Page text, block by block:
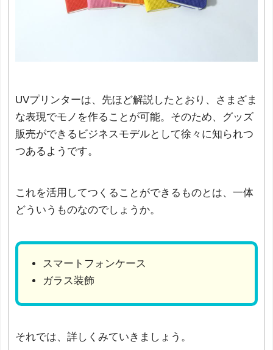
UVプリンターは、先ほど解説したとおり、さまざま
な表現でモノを作ることが可能。そのため、グッズ
販売ができるビジネスモデルとして徐々に知られつ
つあるようです。
これを活用してつくることができるものとは、一体
どういうものなのでしょうか。
スマートフォンケース
ガラス装飾
それでは、詳しくみていきましょう。